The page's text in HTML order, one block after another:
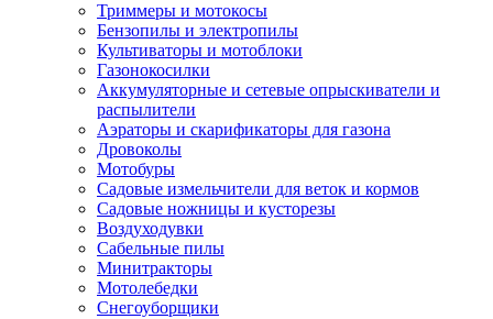
Триммеры и мотокосы
Бензопилы и электропилы
Культиваторы и мотоблоки
Газонокосилки
Аккумуляторные и сетевые опрыскиватели и
распылители
Аэраторы и скарификаторы для газона
Дровоколы
Мотобуры
Садовые измельчители для веток и кормов
Садовые ножницы и кусторезы
Воздуходувки
Сабельные пилы
Минитракторы
Мотолебедки
Снегоуборщики